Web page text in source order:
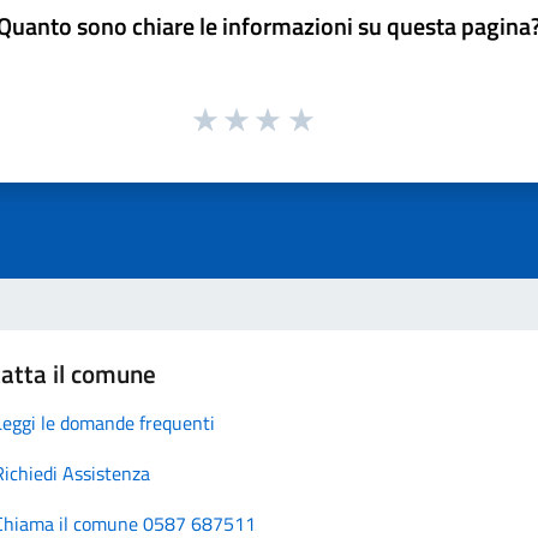
sono chiare le informazioni su questa
il comune
le domande frequenti
Assistenza
il comune 0587 687511